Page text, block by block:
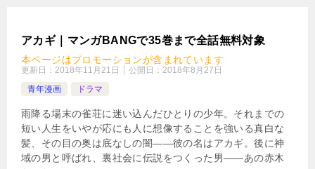
アカギ｜マンガBANGで35巻まで全話無料対象
本ページはプロモーションが含まれています
更新日： 2018年11月21日 公開日： 2018年8月27日
青年漫画
ドラマ
雨降る場末の雀荘に迷い込んだひとりの少年。それまでの
短い人生をいやが応にも人に想像することを強いる真白な
髪、その目の奥は底なしの闇――彼の名はアカギ。後に神
域の男と呼ばれ、裏社会に伝説をつくった男――あの赤木